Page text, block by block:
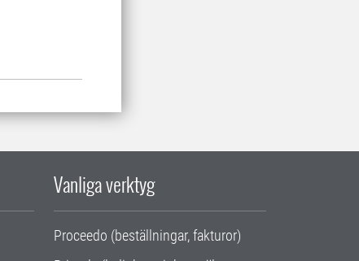
Vanliga verktyg
Proceedo (beställningar, fakturor)